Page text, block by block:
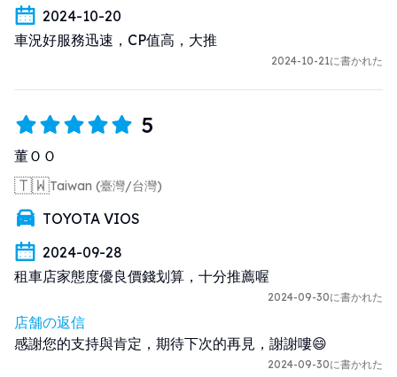
2024-10-20
車況好服務迅速，CP值高，大推
2024-10-21に書かれた
5
董ＯＯ
🇹🇼Taiwan (臺灣/台灣)
TOYOTA VIOS
2024-09-28
租車店家態度優良價錢划算，十分推薦喔
2024-09-30に書かれた
店舗の返信
感謝您的支持與肯定，期待下次的再見，謝謝嘍😄
2024-09-30に書かれた